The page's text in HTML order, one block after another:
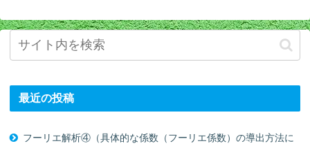
最近の投稿
フーリエ解析④（具体的な係数（フーリエ係数）の導出方法に